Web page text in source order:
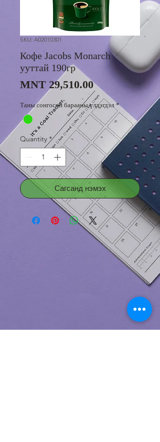
SKU: A02010301
Кофе Jacobs Monarch
ууттай 190гр
MNT 29,510.00Price
Таны сонгосон барааны үлдэгдэл *
Quantity *
Сагсанд нэмэх